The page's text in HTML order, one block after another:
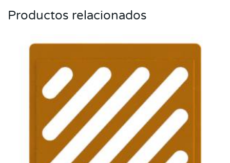
Productos relacionados